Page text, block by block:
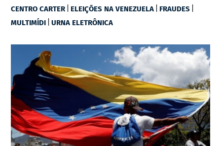
CENTRO CARTER | ELEIÇÕES NA VENEZUELA | FRAUDES |
MULTIMÍDI |URNA ELETRÔNICA